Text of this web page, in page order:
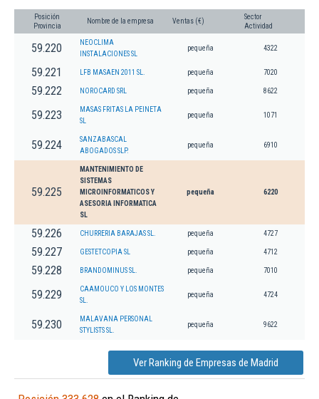
Posición
Provincia
Nombre de la empresa Ventas (€)
Sector
Actividad
59.220
NEOCLIMA
INSTALACIONES SL
pequeña 4322
59.221 LFB MASAEN 2011 SL. pequeña 7020
59.222 NOROCARD SRL pequeña 8622
59.223
MASAS FRITAS LA PEINETA
SL
pequeña 1071
59.224
SANZABASCAL
ABOGADOS SLP.
pequeña 6910
59.225
MANTENIMIENTO DE
SISTEMAS
MICROINFORMATICOS Y
ASESORIA INFORMATICA
SL
pequeña 6220
59.226 CHURRERIA BARAJAS SL. pequeña 4727
59.227 GESTETCOPIA SL pequeña 4712
59.228 BRANDOMINUS SL. pequeña 7010
59.229
CAAMOUCO Y LOS MONTES
SL.
pequeña 4724
59.230
MALAVANA PERSONAL
STYLISTS SL.
pequeña 9622
Ver Ranking de Empresas de Madrid